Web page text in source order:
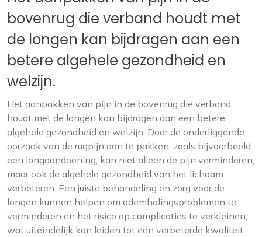
bovenrug die verband houdt met
de longen kan bijdragen aan een
betere algehele gezondheid en
welzijn.
Het aanpakken van pijn in de bovenrug die verband
houdt met de longen kan bijdragen aan een betere
algehele gezondheid en welzijn. Door de onderliggende
oorzaak van de rugpijn aan te pakken, zoals bijvoorbeeld
een longaandoening, kan niet alleen de pijn verminderen,
maar ook de algehele gezondheid van het lichaam
verbeteren. Een juiste behandeling en zorg voor de
longen kunnen helpen om ademhalingsproblemen te
verminderen en het risico op complicaties te verkleinen,
wat uiteindelijk kan leiden tot een verbeterde kwaliteit